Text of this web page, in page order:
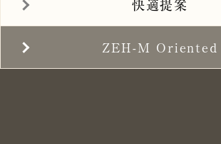
快適提案
ZEH-M Oriented